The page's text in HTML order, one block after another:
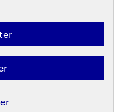
conforme
Politique
ce site sont sous